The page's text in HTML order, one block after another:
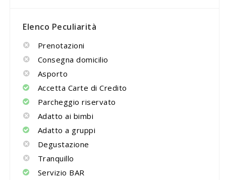
Elenco Peculiarità
Prenotazioni
Consegna domicilio
Asporto
Accetta Carte di Credito
Parcheggio riservato
Adatto ai bimbi
Adatto a gruppi
Degustazione
Tranquillo
Servizio BAR